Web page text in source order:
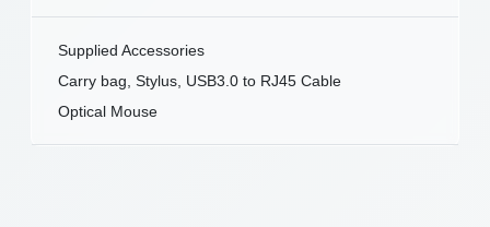
Supplied Accessories
Carry bag, Stylus, USB3.0 to RJ45 Cable
Optical Mouse